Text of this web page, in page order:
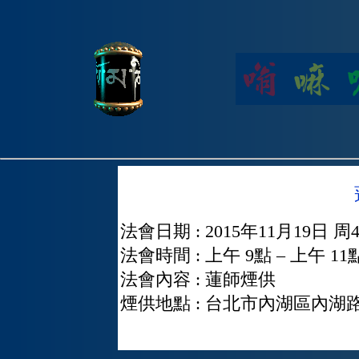
法會日期 : 2015年11月19日 周4
法會時間 : 上午 9點 – 上午 11
法會內容 : 蓮師煙供
煙供地點 : 台北市內湖區內湖